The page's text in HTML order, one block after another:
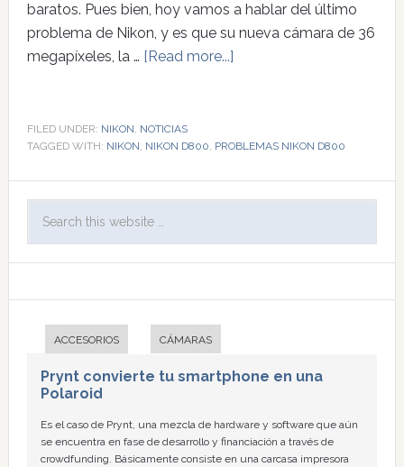
baratos. Pues bien, hoy vamos a hablar del último
problema de Nikon, y es que su nueva cámara de 36
megapíxeles, la … [Read more...]
FILED UNDER: NIKON, NOTICIAS
TAGGED WITH: NIKON, NIKON D800, PROBLEMAS NIKON D800
ACCESORIOS CÁMARAS
Prynt convierte tu smartphone en una
Polaroid
Es el caso de Prynt, una mezcla de hardware y software que aún
se encuentra en fase de desarrollo y financiación a través de
crowdfunding. Básicamente consiste en una carcasa impresora